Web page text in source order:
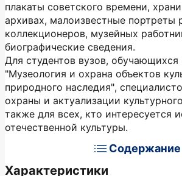
плакаты советского времени,
архивах, малоизвестные портреты
коллекционеров, музейных
биографические сведения.
Для студентов вузов,
"Музеология и охрана объектов
природного наследия",
охраны и актуализации
также для всех, кто интересуется
отечественной культуры.
Содержание
Характеристики